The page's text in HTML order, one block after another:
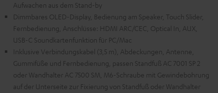
Aufwachen aus dem Stand-by
Dimmbares OLED-Display, Bedienung am Speaker, Touch Slider,
Fernbedienung, Anschlüsse: HDMI ARC/CEC, Optical In, AUX,
USB-C Soundkartenfunktion für PC/Mac
Inklusive Verbindungskabel (3,5 m), Abdeckungen, Antenne,
Gummifüße und Fernbedienung, passen Standfuß AC 7001 SP 2
oder Wandhalter AC 7500 SM, M6-Schraube mit Gewindebohrung
auf der Unterseite zur Fixierung von Standfuß oder Wandhalter